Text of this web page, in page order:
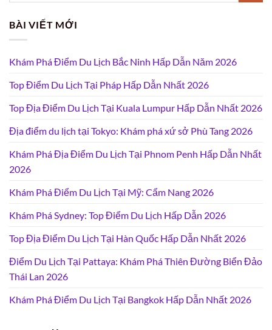
BÀI VIẾT MỚI
Khám Phá Điểm Du Lịch Bắc Ninh Hấp Dẫn Năm 2026
Top Điểm Du Lịch Tại Pháp Hấp Dẫn Nhất 2026
Top Địa Điểm Du Lịch Tại Kuala Lumpur Hấp Dẫn Nhất 2026
Địa điểm du lịch tại Tokyo: Khám phá xứ sở Phù Tang 2026
Khám Phá Địa Điểm Du Lịch Tại Phnom Penh Hấp Dẫn Nhất
2026
Khám Phá Điểm Du Lịch Tại Mỹ: Cẩm Nang 2026
Khám Phá Sydney: Top Điểm Du Lịch Hấp Dẫn 2026
Top Địa Điểm Du Lịch Tại Hàn Quốc Hấp Dẫn Nhất 2026
Điểm Du Lịch Tại Pattaya: Khám Phá Thiên Đường Biển Đảo
Thái Lan 2026
Khám Phá Điểm Du Lịch Tại Bangkok Hấp Dẫn Nhất 2026